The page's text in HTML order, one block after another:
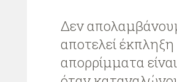
Δεν
αποτελεί έκπληξη
απορρίμματα